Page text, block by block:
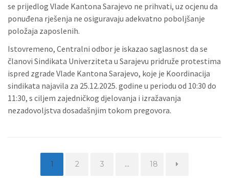
se prijedlog Vlade Kantona Sarajevo ne prihvati, uz ocjenu da
ponuđena rješenja ne osiguravaju adekvatno poboljšanje
položaja zaposlenih.
Istovremeno, Centralni odbor je iskazao saglasnost da se
članovi Sindikata Univerziteta u Sarajevu pridruže protestima
ispred zgrade Vlade Kantona Sarajevo, koje je Koordinacija
sindikata najavila za 25.12.2025. godine u periodu od 10:30 do
11:30, s ciljem zajedničkog djelovanja i izražavanja
nezadovoljstva dosadašnjim tokom pregovora.
Page
1 Page
2 Page
3 … Page
18